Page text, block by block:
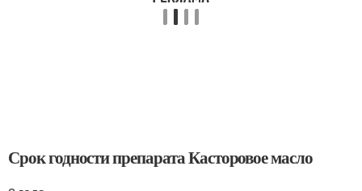
Срок годности препарата Касторовое масло